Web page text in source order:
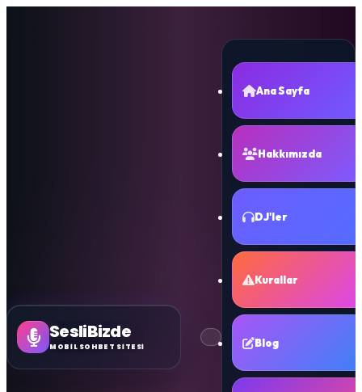
SesliBizde
MOBİL SOHBET SİTESİ
Ana Sayfa
Hakkımızda
DJ'ler
Kurallar
Blog